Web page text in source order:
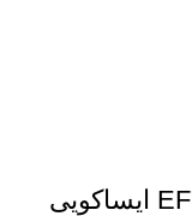
غلتک هرزگرد C سمند ملی-EF7 ایساکویی